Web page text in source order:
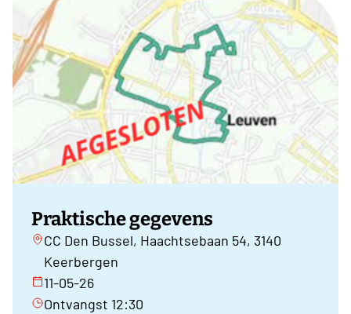
Praktische gegevens
CC Den Bussel, Haachtsebaan 54, 3140
Keerbergen
11-05-26
Ontvangst 12:30